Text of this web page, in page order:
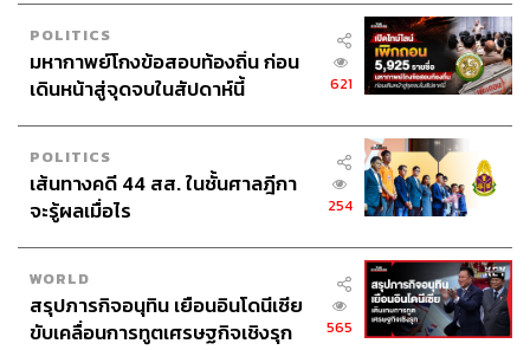
ederation-to-file-lawsuit-against-paraguayan-senator
-for-racist-comments-against-kylian-mbappe/dGFnO
nJldXRlcnMuY29tLDIwMjY6bmV3c21sX09XTFRBQ
zFJOE1QQU9UTzVUN0NUSDhJQlJER1hCTDA
https://www.bbc.com/sport/football/articles/ckg557wx
rzro
https://sports.yahoo.com/articles/un-condemns-parag
uayan-senators-racist-192351535.html
https://sports.yahoo.com/articles/fifa-united-nations-is
sue-statements-174404735.html
https://www.theguardian.com/world/2026/jul/07/frenc
h-prosecutors-investigate-racist-abuse-mbappe
POLITICS
มหากาพย์โกงข้อสอบท้องถิ่น ก่อน
เดินหน้าสู่จุดจบในสัปดาห์นี้
621
POLITICS
เส้นทางคดี 44 สส. ในชั้นศาลฎีกา
จะรู้ผลเมื่อไร
254
WORLD
สรุปภารกิจอนุทิน เยือนอินโดนีเซีย
ขับเคลื่อนการทูตเศรษฐกิจเชิงรุก
565